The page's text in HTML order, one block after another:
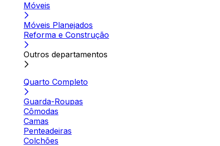
Móveis
Móveis Planejados
Reforma e Construção
Outros departamentos
Quarto Completo
Guarda-Roupas
Cômodas
Camas
Penteadeiras
Colchões